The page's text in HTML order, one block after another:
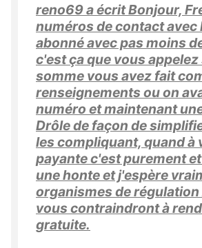
reno69 a écrit Bonjour,
numéros de contact avec
abonné avec pas moins
c'est ça que vous
somme vous avez fait
renseignements ou on
numéro et maintenant
Drôle de façon de
les compliquant, quand à
payante c'est purement
une honte et j'espère
organismes de
vous contraindront à
gratuite.